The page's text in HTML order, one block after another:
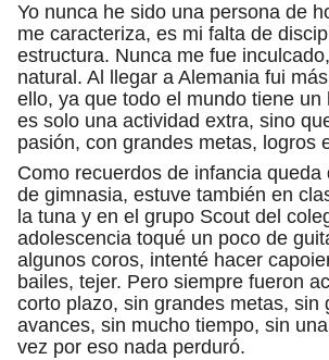
Yo nunca he sido una persona de
me caracteriza, es mi falta de
estructura. Nunca me fue
natural. Al llegar a Alemania fui
ello, ya que todo el mundo tiene un
es solo una actividad extra, sino
pasión, con grandes metas, logros
Como recuerdos de infancia queda
de gimnasia, estuve también en
la tuna y en el grupo Scout del
adolescencia toqué un poco de
algunos coros, intenté hacer
bailes, tejer. Pero siempre fueron
corto plazo, sin grandes metas, sin
avances, sin mucho tiempo, sin
vez por eso nada perduró.